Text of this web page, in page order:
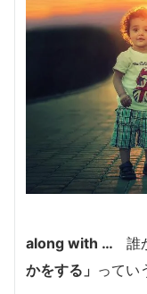
along with … 誰
かをする」 ってい